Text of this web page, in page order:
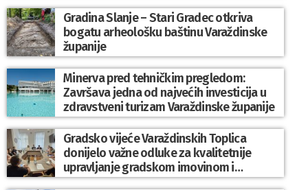
Gradina Slanje – Stari Gradec otkriva
bogatu arheološku baštinu Varaždinske
županije
Minerva pred tehničkim pregledom:
Završava jedna od najvećih investicija u
zdravstveni turizam Varaždinske županije
Gradsko vijeće Varaždinskih Toplica
donijelo važne odluke za kvalitetnije
upravljanje gradskom imovinom i
komunalnim sustavom